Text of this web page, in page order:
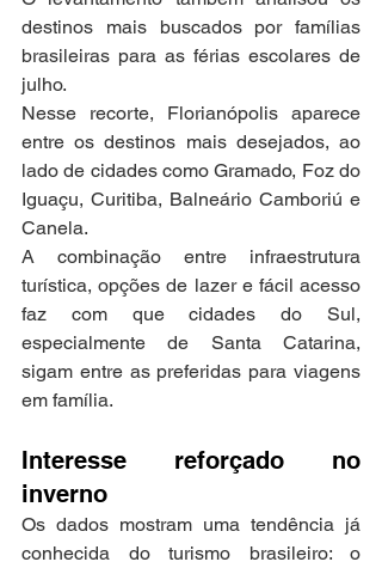
destinos mais buscados por famílias
brasileiras para as férias escolares de
julho.
Nesse recorte, Florianópolis aparece
entre os destinos mais desejados, ao
lado de cidades como Gramado, Foz do
Iguaçu, Curitiba, Balneário Camboriú e
Canela.
A combinação entre infraestrutura
turística, opções de lazer e fácil acesso
faz com que cidades do Sul,
especialmente de Santa Catarina,
sigam entre as preferidas para viagens
em família.
Interesse reforçado no
inverno
Os dados mostram uma tendência já
conhecida do turismo brasileiro: o